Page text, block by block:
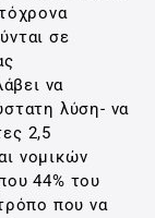
σε
να
λύση- να
2,5
νομικών
44% του
που να